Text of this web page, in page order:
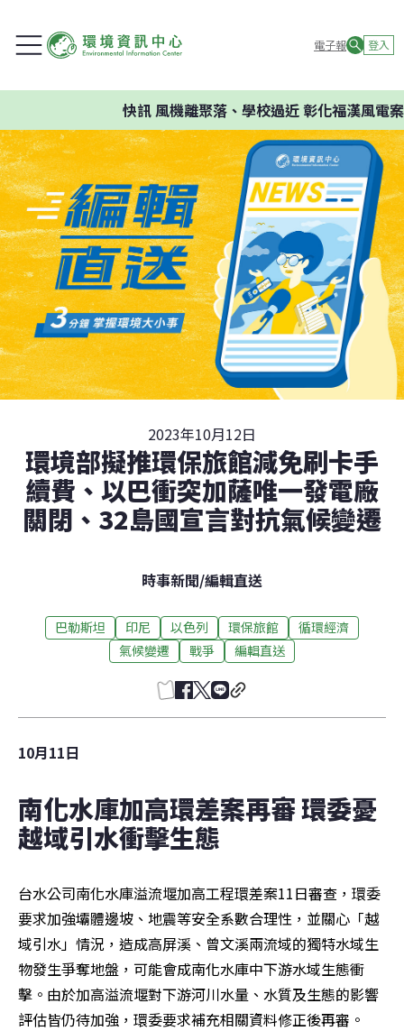
電子報 登入
快訊風機離聚落、學校過近 彰化福漢風電案環
2023年10月12日
環境部擬推環保旅館減免刷卡手
續費、以巴衝突加薩唯一發電廠
關閉、32島國宣言對抗氣候變遷
時事新聞/編輯直送
巴勒斯坦 印尼 以色列 環保旅館
循環經濟
氣候變遷
戰爭 編輯直送
10月11日
南化水庫加高環差案再審 環委憂
越域引水衝擊生態
台水公司南化水庫溢流堰加高工程環差案11日審查，環委
要求加強壩體邊坡、地震等安全系數合理性，並關心「越
域引水」情況，造成高屏溪、曾文溪兩流域的獨特水域生
物發生爭奪地盤，可能會成南化水庫中下游水域生態衝
擊。由於加高溢流堰對下游河川水量、水質及生態的影響
評估皆仍待加強，環委要求補充相關資料修正後再審。